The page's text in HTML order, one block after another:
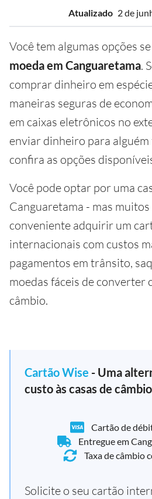
Atualizado 2 de
Você tem algumas opções
moeda em Canguaretama.
comprar dinheiro em
maneiras seguras de
em caixas eletrônicos no
enviar dinheiro para
confira as opções
Você pode optar por uma
Canguaretama - mas
conveniente adquirir um
internacionais com custos
pagamentos em trânsito,
moedas fáceis de converter
câmbio.
Cartão Wise - Uma
custo às casas de câmbio
Cartão de
Entregue em
Taxa de câmbio
Solicite o seu cartão